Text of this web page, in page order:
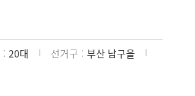
20대 선거구
부산 남구을